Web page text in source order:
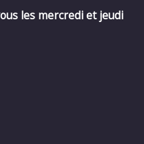
les mercredi et jeudi